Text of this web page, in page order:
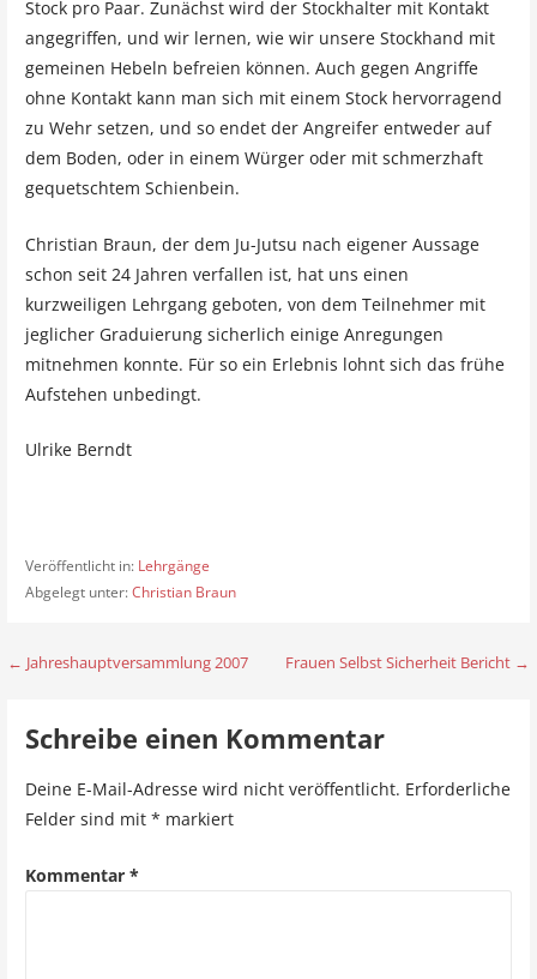
Stock pro Paar. Zunächst wird der Stockhalter mit Kontakt
angegriffen, und wir lernen, wie wir unsere Stockhand mit
gemeinen Hebeln befreien können. Auch gegen Angriffe
ohne Kontakt kann man sich mit einem Stock hervorragend
zu Wehr setzen, und so endet der Angreifer entweder auf
dem Boden, oder in einem Würger oder mit schmerzhaft
gequetschtem Schienbein.
Christian Braun, der dem Ju-Jutsu nach eigener Aussage
schon seit 24 Jahren verfallen ist, hat uns einen
kurzweiligen Lehrgang geboten, von dem Teilnehmer mit
jeglicher Graduierung sicherlich einige Anregungen
mitnehmen konnte. Für so ein Erlebnis lohnt sich das frühe
Aufstehen unbedingt.
Ulrike Berndt
Veröffentlicht in: Lehrgänge
Abgelegt unter:Christian Braun
B
a
← Jahreshauptversammlung 2007 Frauen Selbst Sicherheit Bericht →
Schreibe einen Kommentar
Deine E-Mail-Adresse wird nicht veröffentlicht. Erforderliche
Felder sind mit * markiert
Kommentar *